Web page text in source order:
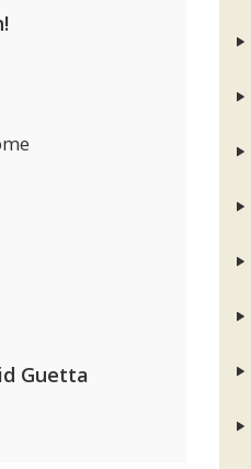
Guetta